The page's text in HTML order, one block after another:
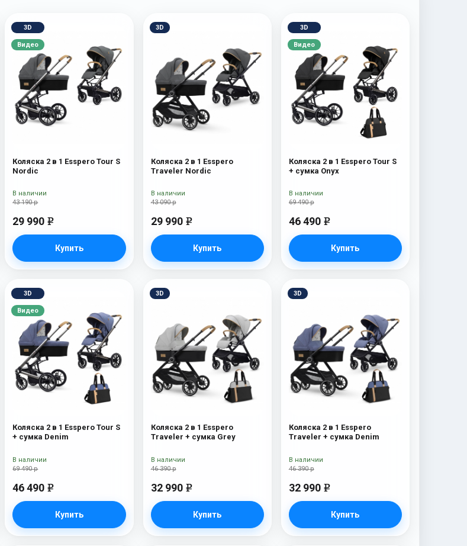
3D
Видео
Коляска 2 в 1 Esspero Tour S
Nordic
43 190 р
29 990 e
Купить
В наличии
3D
Коляска 2 в 1 Esspero
Traveler Nordic
43 090 р
29 990 e
Купить
В наличии
3D
Видео
Коляска 2 в 1 Esspero Tour S
+ сумка Onyx
69 490 р
46 490 e
Купить
В наличии
3D
Видео
Коляска 2 в 1 Esspero Tour S
+ сумка Denim
69 490 р
46 490 e
Купить
В наличии
3D
Коляска 2 в 1 Esspero
Traveler + сумка Grey
46 390 р
32 990 e
Купить
В наличии
3D
Коляска 2 в 1 Esspero
Traveler + сумка Denim
46 390 р
32 990 e
Купить
В наличии